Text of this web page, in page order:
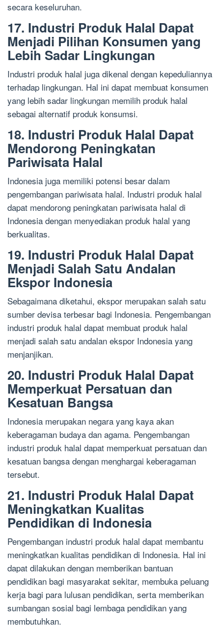
secara keseluruhan.
17. Industri Produk Halal Dapat
Menjadi Pilihan Konsumen yang
Lebih Sadar Lingkungan
Industri produk halal juga dikenal dengan kepeduliannya
terhadap lingkungan. Hal ini dapat membuat konsumen
yang lebih sadar lingkungan memilih produk halal
sebagai alternatif produk konsumsi.
18. Industri Produk Halal Dapat
Mendorong Peningkatan
Pariwisata Halal
Indonesia juga memiliki potensi besar dalam
pengembangan pariwisata halal. Industri produk halal
dapat mendorong peningkatan pariwisata halal di
Indonesia dengan menyediakan produk halal yang
berkualitas.
19. Industri Produk Halal Dapat
Menjadi Salah Satu Andalan
Ekspor Indonesia
Sebagaimana diketahui, ekspor merupakan salah satu
sumber devisa terbesar bagi Indonesia. Pengembangan
industri produk halal dapat membuat produk halal
menjadi salah satu andalan ekspor Indonesia yang
menjanjikan.
20. Industri Produk Halal Dapat
Memperkuat Persatuan dan
Kesatuan Bangsa
Indonesia merupakan negara yang kaya akan
keberagaman budaya dan agama. Pengembangan
industri produk halal dapat memperkuat persatuan dan
kesatuan bangsa dengan menghargai keberagaman
tersebut.
21. Industri Produk Halal Dapat
Meningkatkan Kualitas
Pendidikan di Indonesia
Pengembangan industri produk halal dapat membantu
meningkatkan kualitas pendidikan di Indonesia. Hal ini
dapat dilakukan dengan memberikan bantuan
pendidikan bagi masyarakat sekitar, membuka peluang
kerja bagi para lulusan pendidikan, serta memberikan
sumbangan sosial bagi lembaga pendidikan yang
membutuhkan.